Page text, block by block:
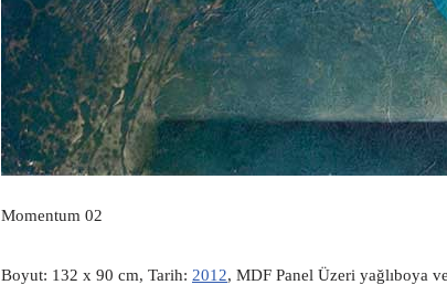
Momentum 02
Boyut: 132 x 90 cm, Tarih: 2012, MDF Panel Üzeri yağlıboya